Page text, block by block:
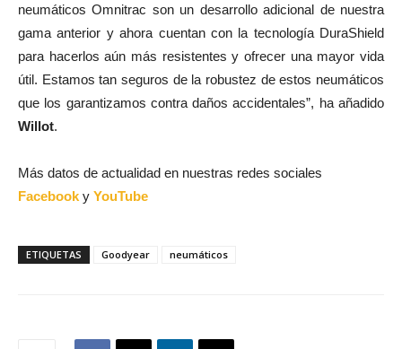
neumáticos Omnitrac son un desarrollo adicional de nuestra
gama anterior y ahora cuentan con la tecnología DuraShield
para hacerlos aún más resistentes y ofrecer una mayor vida
útil. Estamos tan seguros de la robustez de estos neumáticos
que los garantizamos contra daños accidentales”, ha añadido
Willot.
Más datos de actualidad en nuestras redes sociales
Facebook y YouTube
ETIQUETAS Goodyear neumáticos